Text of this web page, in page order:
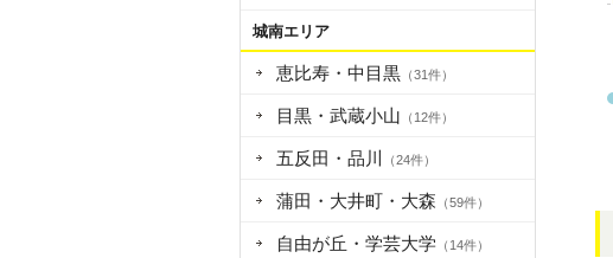
城南エリア
恵比寿・中目黒 （31件）
目黒・武蔵小山 （12件）
五反田・品川 （24件）
蒲田・大井町・大森 （59件）
自由が丘・学芸大学 （14件）